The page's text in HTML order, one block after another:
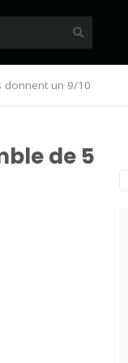
donnent un 9/10
de 5